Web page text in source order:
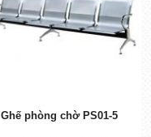
Ghế phòng chờ PS01-5